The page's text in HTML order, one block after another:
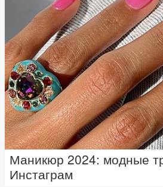
Маникюр 2024: модные
Инстаграм